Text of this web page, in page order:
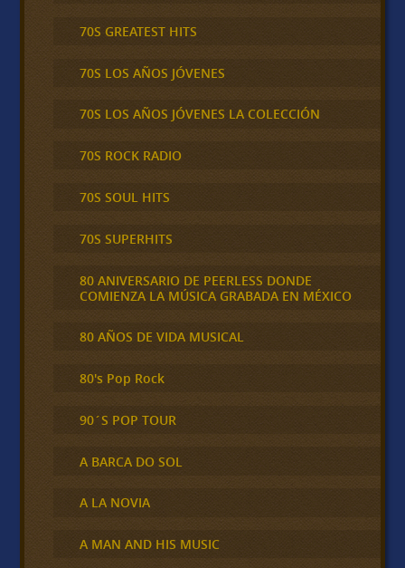
70S GREATEST HITS
70S LOS AÑOS JÓVENES
70S LOS AÑOS JÓVENES LA COLECCIÓN
70S ROCK RADIO
70S SOUL HITS
70S SUPERHITS
80 ANIVERSARIO DE PEERLESS DONDE
COMIENZA LA MÚSICA GRABADA EN MÉXICO
80 AÑOS DE VIDA MUSICAL
80's Pop Rock
90´S POP TOUR
A BARCA DO SOL
A LA NOVIA
A MAN AND HIS MUSIC